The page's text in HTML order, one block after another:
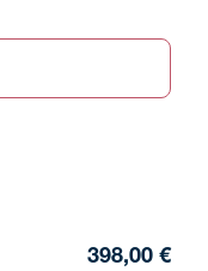
398,00 €